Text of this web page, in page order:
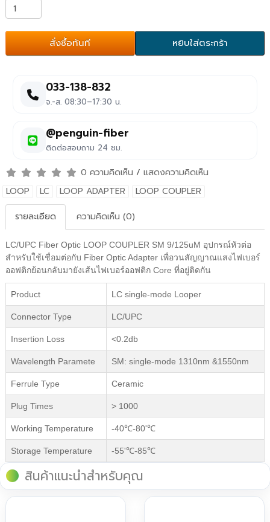
สั่งซื้อทันที หยิบใส่ตระกร้า
033-138-832
จ.-ส. 08:30–17:30 น.
@penguin-fiber
ติดต่อสอบถาม 24 ชม.
0 ความคิดเห็น / แสดงความคิดเห็น
LOOP
LC LOOP ADAPTER
LOOP COUPLER
รายละเอียด
ความคิดเห็น (0)
LC/UPC Fiber Optic LOOP COUPLER SM 9/125uM อุปกรณ์หัวต่อ
สำหรับใช้เชื่อมต่อกับ Fiber Optic Adapter เพื่อวนสัญญาณแสงไฟเบอร์
ออฟติกย้อนกลับมายังเส้นไฟเบอร์ออฟติก Core ที่อยู่ติดกัน
Product LC single-mode Looper
Connector Type LC/UPC
Insertion Loss <0.2db
Wavelength Paramete SM: single-mode 1310nm &1550nm
Ferrule Type Ceramic
Plug Times > 1000
Working Temperature -40℃-80'℃
Storage Temperature -55'℃-85℃
สินค้าแนะนำสำหรับคุณ